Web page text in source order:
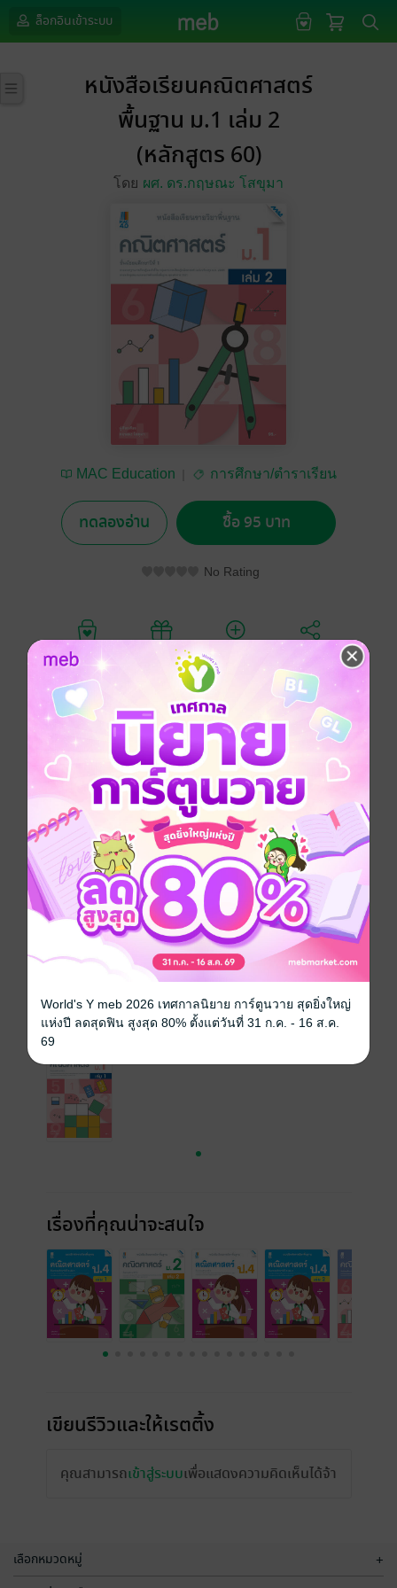
ล็อกอินเข้าระบบ
หนังสือเรียนคณิตศาสตร์
พื้นฐาน ม.1 เล่ม 2
(หลักสูตร 60)
โดย ผศ. ดร.กฤษณะ โสขุมา
MAC Education การศึกษา/ตำราเรียน
ทดลองอ่าน ซื้อ 95 บาท
No Rating
อยากได้ ซื้อเป็นของขวัญ
หนังสือเรียนพื้นฐาน, คณิตศาสตร์, มัธยมศึกษา, มัธยมต้น,
คณิตศาสตร์ หนังสือเรียน ม.1
ซีรีส์ หนังสือเรียนคณิตศาสตร์พื้นฐาน ม.1
ประเภทไฟล์
วันที่วางขาย 27 กันยายน 2567
ความยาว 326 หน้า
เล่มอื่นๆ ในซีรีส์ ดูทั้งหมด
เรื่องที่คุณน่าจะสนใจ
เขียนรีวิวและให้เรตติ้ง
คุณสามารถเข้าสู่ระบบเพื่อแสดงความคิดเห็นได้จ้า
เลือกหมวดหมู่ +
World's Y meb 2026 เทศกาลนิยาย การ์ตูนวาย สุดยิ่งใหญ่
แห่งปี ลดสุดฟิน สูงสุด 80% ตั้งแต่วันที่ 31 ก.ค. - 16 ส.ค.
69